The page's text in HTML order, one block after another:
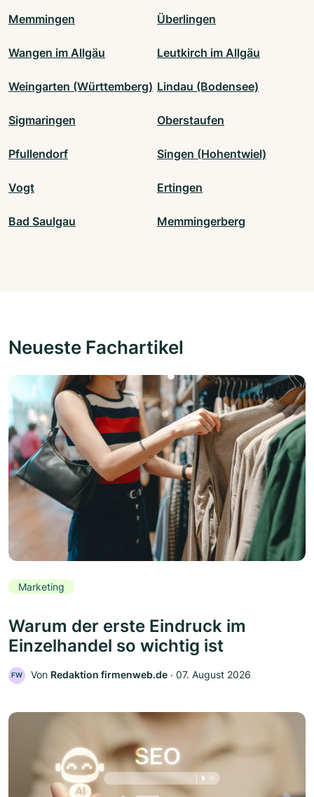
Memmingen Überlingen
Wangen im Allgäu Leutkirch im Allgäu
Weingarten (Württemberg) Lindau (Bodensee)
Sigmaringen Oberstaufen
Pfullendorf Singen (Hohentwiel)
Vogt Ertingen
Bad Saulgau Memmingerberg
Neueste Fachartikel
Marketing
Warum der erste Eindruck im
Einzelhandel so wichtig ist
FW Von Redaktion firmenweb.de ‧ 07. August 2026